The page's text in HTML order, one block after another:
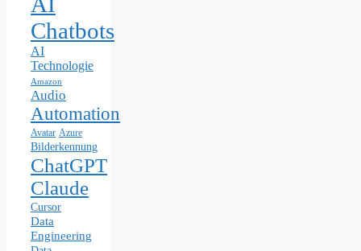
Chatbots
AI
Technologie
Amazon
Audio
Automation
Avatar Azure
Bilderkennung
ChatGPT
Claude
Cursor
Data
Engineering